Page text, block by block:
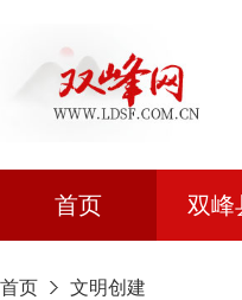
首页 双峰
首页 文明创建